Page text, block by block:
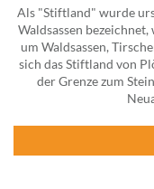
Als "Stiftland" wurde
Waldsassen
um Waldsassen,
sich das Stiftland von
der Grenze zum